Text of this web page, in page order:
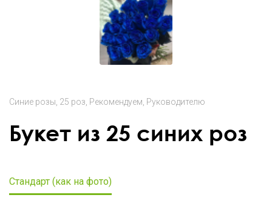
Синие розы 25 роз Рекомендуем Руководителю
Букет из 25 синих роз
Стандарт (как на фото)